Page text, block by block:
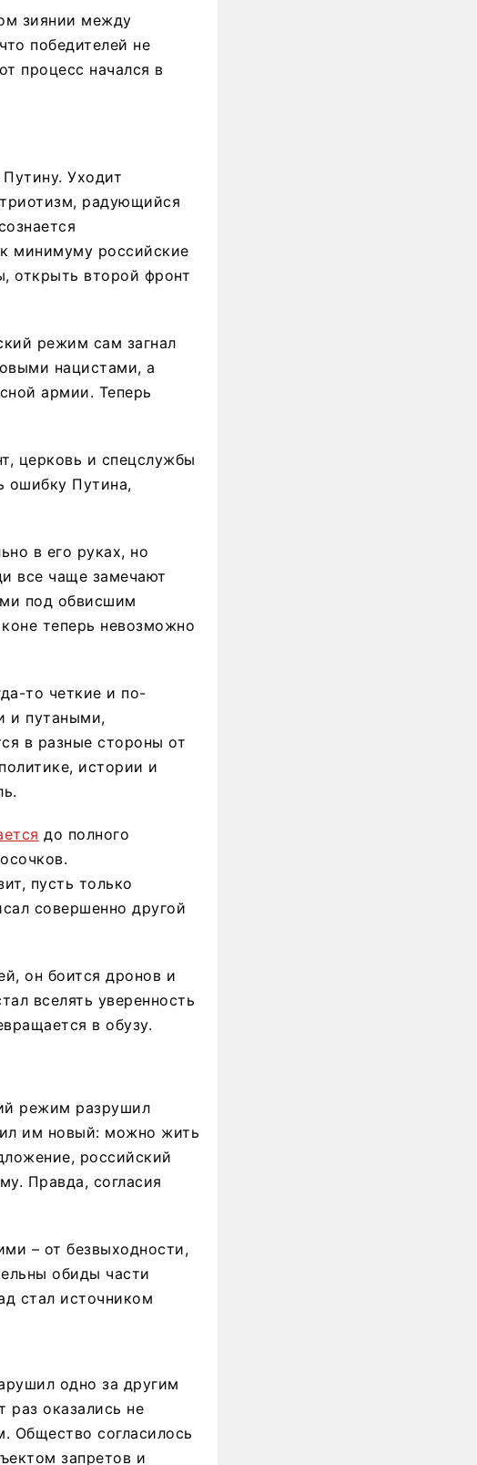
зиянии между
победителей не
процесс начался в
Уходит
радующийся
минимуму российские
открыть второй фронт
режим сам загнал
нацистами, а
армии. Теперь
церковь и спецслужбы
ошибку Путина,
в его руках, но
все чаще замечают
под обвисшим
теперь невозможно
то четкие и по-
и путаными,
в разные стороны от
истории и
до полного
пусть только
совершенно другой
он боится дронов и
вселять уверенность
в обузу.
режим разрушил
им новый: можно жить
российский
Правда, согласия
– от безвыходности,
обиды части
стал источником
одно за другим
раз оказались не
Общество согласилось
запретов и